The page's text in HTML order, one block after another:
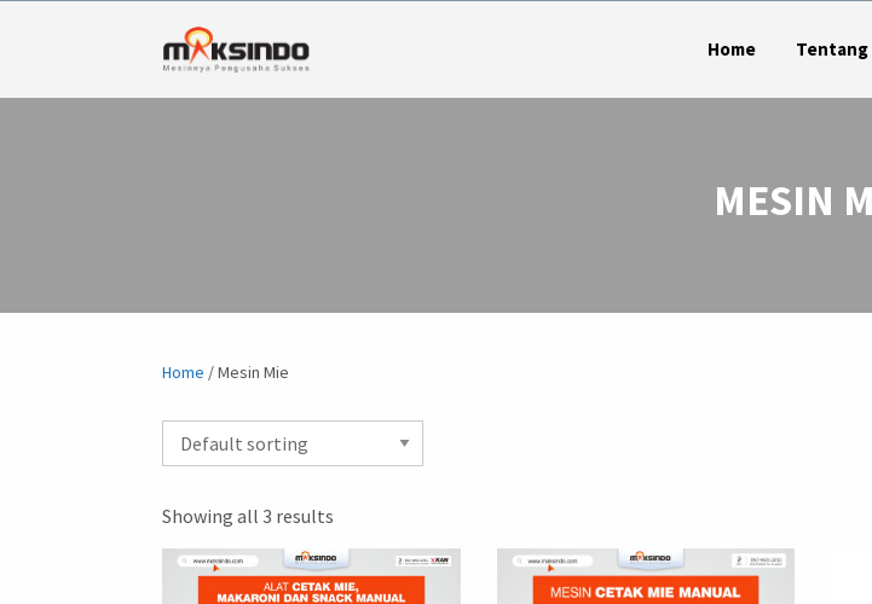
Home Tentang
MESIN
Home / Mesin Mie
Showing all 3 results